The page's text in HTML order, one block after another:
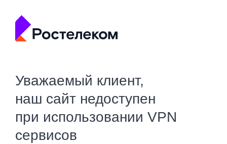
Уважаемый клиент,
наш сайт недоступен
при использовании VPN
сервисов